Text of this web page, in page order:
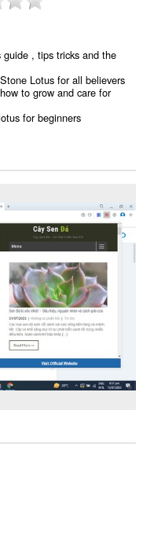
, tips tricks and the
Lotus for all believers
to grow and care for
for beginners